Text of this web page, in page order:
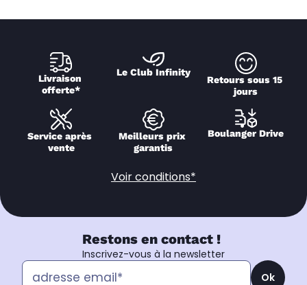
Livraison
offerte*
Le Club Infinity
Retours sous 15
jours
Service après
vente
Meilleurs prix
garantis
Boulanger Drive
Voir conditions*
Restons en contact !
Inscrivez-vous à la newsletter
Ok